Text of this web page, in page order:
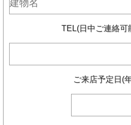
TEL(日中ご連絡可
ご来店予定日(